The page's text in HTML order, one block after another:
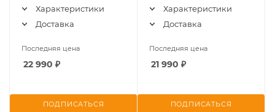
Характеристики
Доставка
Последняя цена
22 990 ₽
ПОДПИСАТЬСЯ
Характеристики
Доставка
Последняя цена
21 990 ₽
ПОДПИСАТЬСЯ